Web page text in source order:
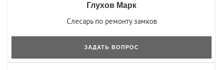
Глухов Марк
Слесарь по ремонту замков
ЗАДАТЬ ВОПРОС